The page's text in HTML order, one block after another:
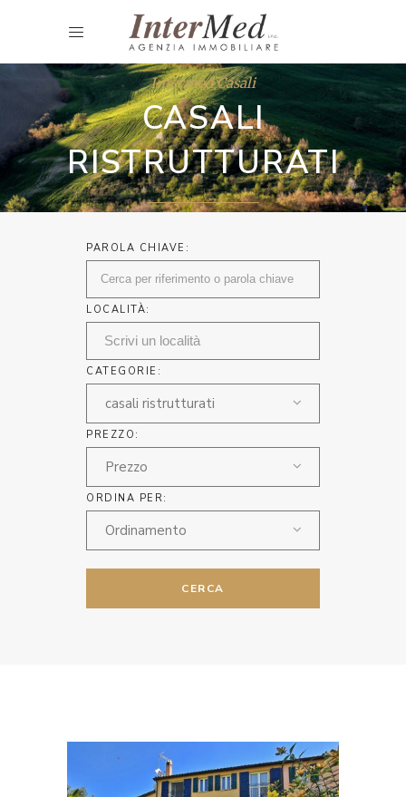
Intermed Casali
CASALI
RISTRUTTURATI
PAROLA CHIAVE:
LOCALITÀ:
CATEGORIE:
casali ristrutturati
PREZZO:
Prezzo
ORDINA PER:
Ordinamento
CERCA